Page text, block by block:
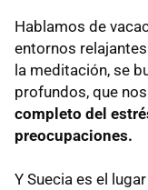
Hablamos de
entornos
la meditación, se
profundos, que
completo del
preocupaciones.
Y Suecia es el